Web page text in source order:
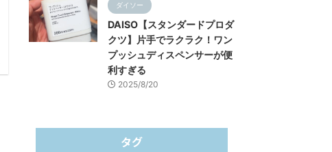
ダイソー
DAISO【スタンダードプロダ
クツ】片手でラクラク！ワン
プッシュディスペンサーが便
利すぎる
2025/8/20
タグ